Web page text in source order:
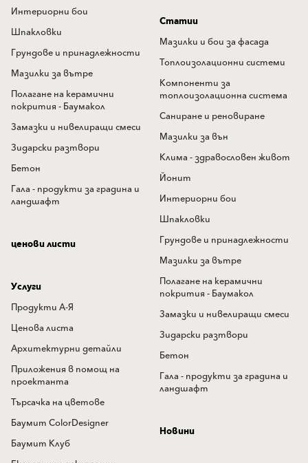
Интериорни бои
Шпакловки
Грундове и принадлежности
Мазилки за вътре
Полагане на керамични
покрития - Баумакол
Замазки и нивелиращи смеси
Зидарски разтвори
Бетон
Гала - продукти за градина и
ландшафт
Статии
Мазилки и бои за фасада
Топлоизолационни системи
Компоненти за
топлоизолационна система
Саниране и реновиране
Мазилки за вън
Клима - здравословен живот
Йонит
Интериорни бои
Шпакловки
Грундове и принадлежности
Мазилки за вътре
Полагане на керамични
покрития - Баумакол
Замазки и нивелиращи смеси
Зидарски разтвори
Бетон
Гала - продукти за градина и
ландшафт
ценови листи
Услуги
Продукти А-Я
Ценова листа
Архитектурни детайли
Приложения в помощ на
проектанта
Търсачка на цветове
Баумит ColorDesigner
Баумит Клуб
Новини